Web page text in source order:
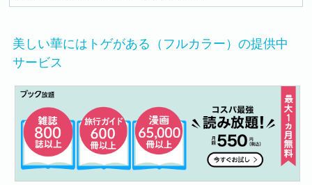
美しい華にはトゲがある（フルカラー）の提供中
サービス